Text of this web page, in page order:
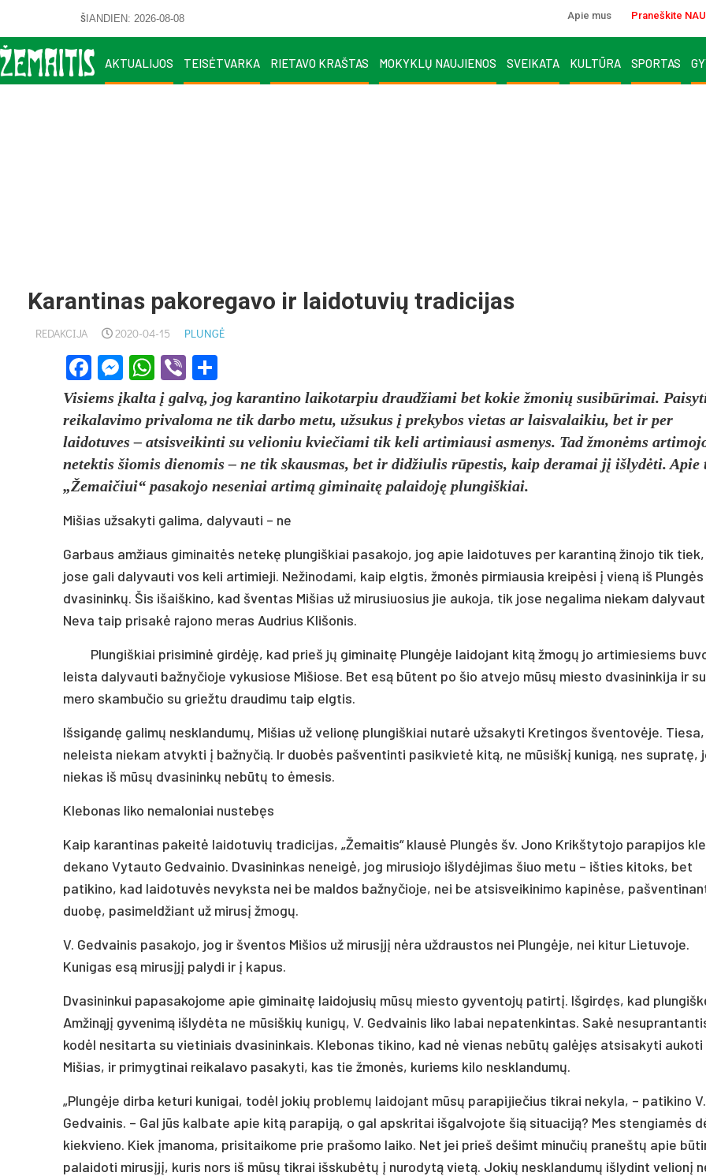
ŠIANDIEN: 2026-08-08 Apie mus Praneškite
AKTUALIJOS TEISĖTVARKA RIETAVO KRAŠTAS MOKYKLŲ NAUJIENOS SVEIKATA KULTŪRA SPORTAS
Karantinas pakoregavo ir laidotuvių tradicijas
REDAKCIJA 2020-04-15 PLUNGĖ
Facebook
Messenger
WhatsApp
Viber
Visiems įkalta į galvą, jog karantino laikotarpiu draudžiami bet kokie žmonių susibūrimai.
reikalavimo privaloma ne tik darbo metu, užsukus į prekybos vietas ar laisvalaikiu, bet ir per
laidotuves – atsisveikinti su velioniu kviečiami tik keli artimiausi asmenys. Tad žmonėms
netektis šiomis dienomis – ne tik skausmas, bet ir didžiulis rūpestis, kaip deramai jį išlydėti. Apie
„Žemaičiui“ pasakojo neseniai artimą giminaitę palaidoję plungiškiai.
Mišias užsakyti galima, dalyvauti – ne
Garbaus amžiaus giminaitės netekę plungiškiai pasakojo, jog apie laidotuves per karantiną žinojo tik
jose gali dalyvauti vos keli artimieji. Nežinodami, kaip elgtis, žmonės pirmiausia kreipėsi į vieną iš Plungės
dvasininkų. Šis išaiškino, kad šventas Mišias už mirusiuosius jie aukoja, tik jose negalima niekam
Neva taip prisakė rajono meras Audrius Klišonis.
Plungiškiai prisiminė girdėję, kad prieš jų giminaitę Plungėje laidojant kitą žmogų jo artimiesiems
leista dalyvauti bažnyčioje vykusiose Mišiose. Bet esą būtent po šio atvejo mūsų miesto dvasininkija ir
mero skambučio su griežtu draudimu taip elgtis.
Išsigandę galimų nesklandumų, Mišias už velionę plungiškiai nutarė užsakyti Kretingos šventovėje.
neleista niekam atvykti į bažnyčią. Ir duobės pašventinti pasikvietė kitą, ne mūsiškį kunigą, nes supratę,
niekas iš mūsų dvasininkų nebūtų to ėmesis.
Klebonas liko nemaloniai nustebęs
Kaip karantinas pakeitė laidotuvių tradicijas, „Žemaitis“ klausė Plungės šv. Jono Krikštytojo parapijos
dekano Vytauto Gedvainio. Dvasininkas neneigė, jog mirusiojo išlydėjimas šiuo metu – išties kitoks, bet
patikino, kad laidotuvės nevyksta nei be maldos bažnyčioje, nei be atsisveikinimo kapinėse,
duobę, pasimeldžiant už mirusį žmogų.
V. Gedvainis pasakojo, jog ir šventos Mišios už mirusįjį nėra uždraustos nei Plungėje, nei kitur Lietuvoje.
Kunigas esą mirusįjį palydi ir į kapus.
Dvasininkui papasakojome apie giminaitę laidojusių mūsų miesto gyventojų patirtį. Išgirdęs, kad
Amžinąjį gyvenimą išlydėta ne mūsiškių kunigų, V. Gedvainis liko labai nepatenkintas. Sakė
kodėl nesitarta su vietiniais dvasininkais. Klebonas tikino, kad nė vienas nebūtų galėjęs atsisakyti aukoti
Mišias, ir primygtinai reikalavo pasakyti, kas tie žmonės, kuriems kilo nesklandumų.
„Plungėje dirba keturi kunigai, todėl jokių problemų laidojant mūsų parapijiečius tikrai nekyla, – patikino V.
Gedvainis. – Gal jūs kalbate apie kitą parapiją, o gal apskritai išgalvojote šią situaciją? Mes stengiamės
kiekvieno. Kiek įmanoma, prisitaikome prie prašomo laiko. Net jei prieš dešimt minučių praneštų apie
palaidoti mirusįjį, kuris nors iš mūsų tikrai išskubėtų į nurodytą vietą. Jokių nesklandumų išlydint velionį